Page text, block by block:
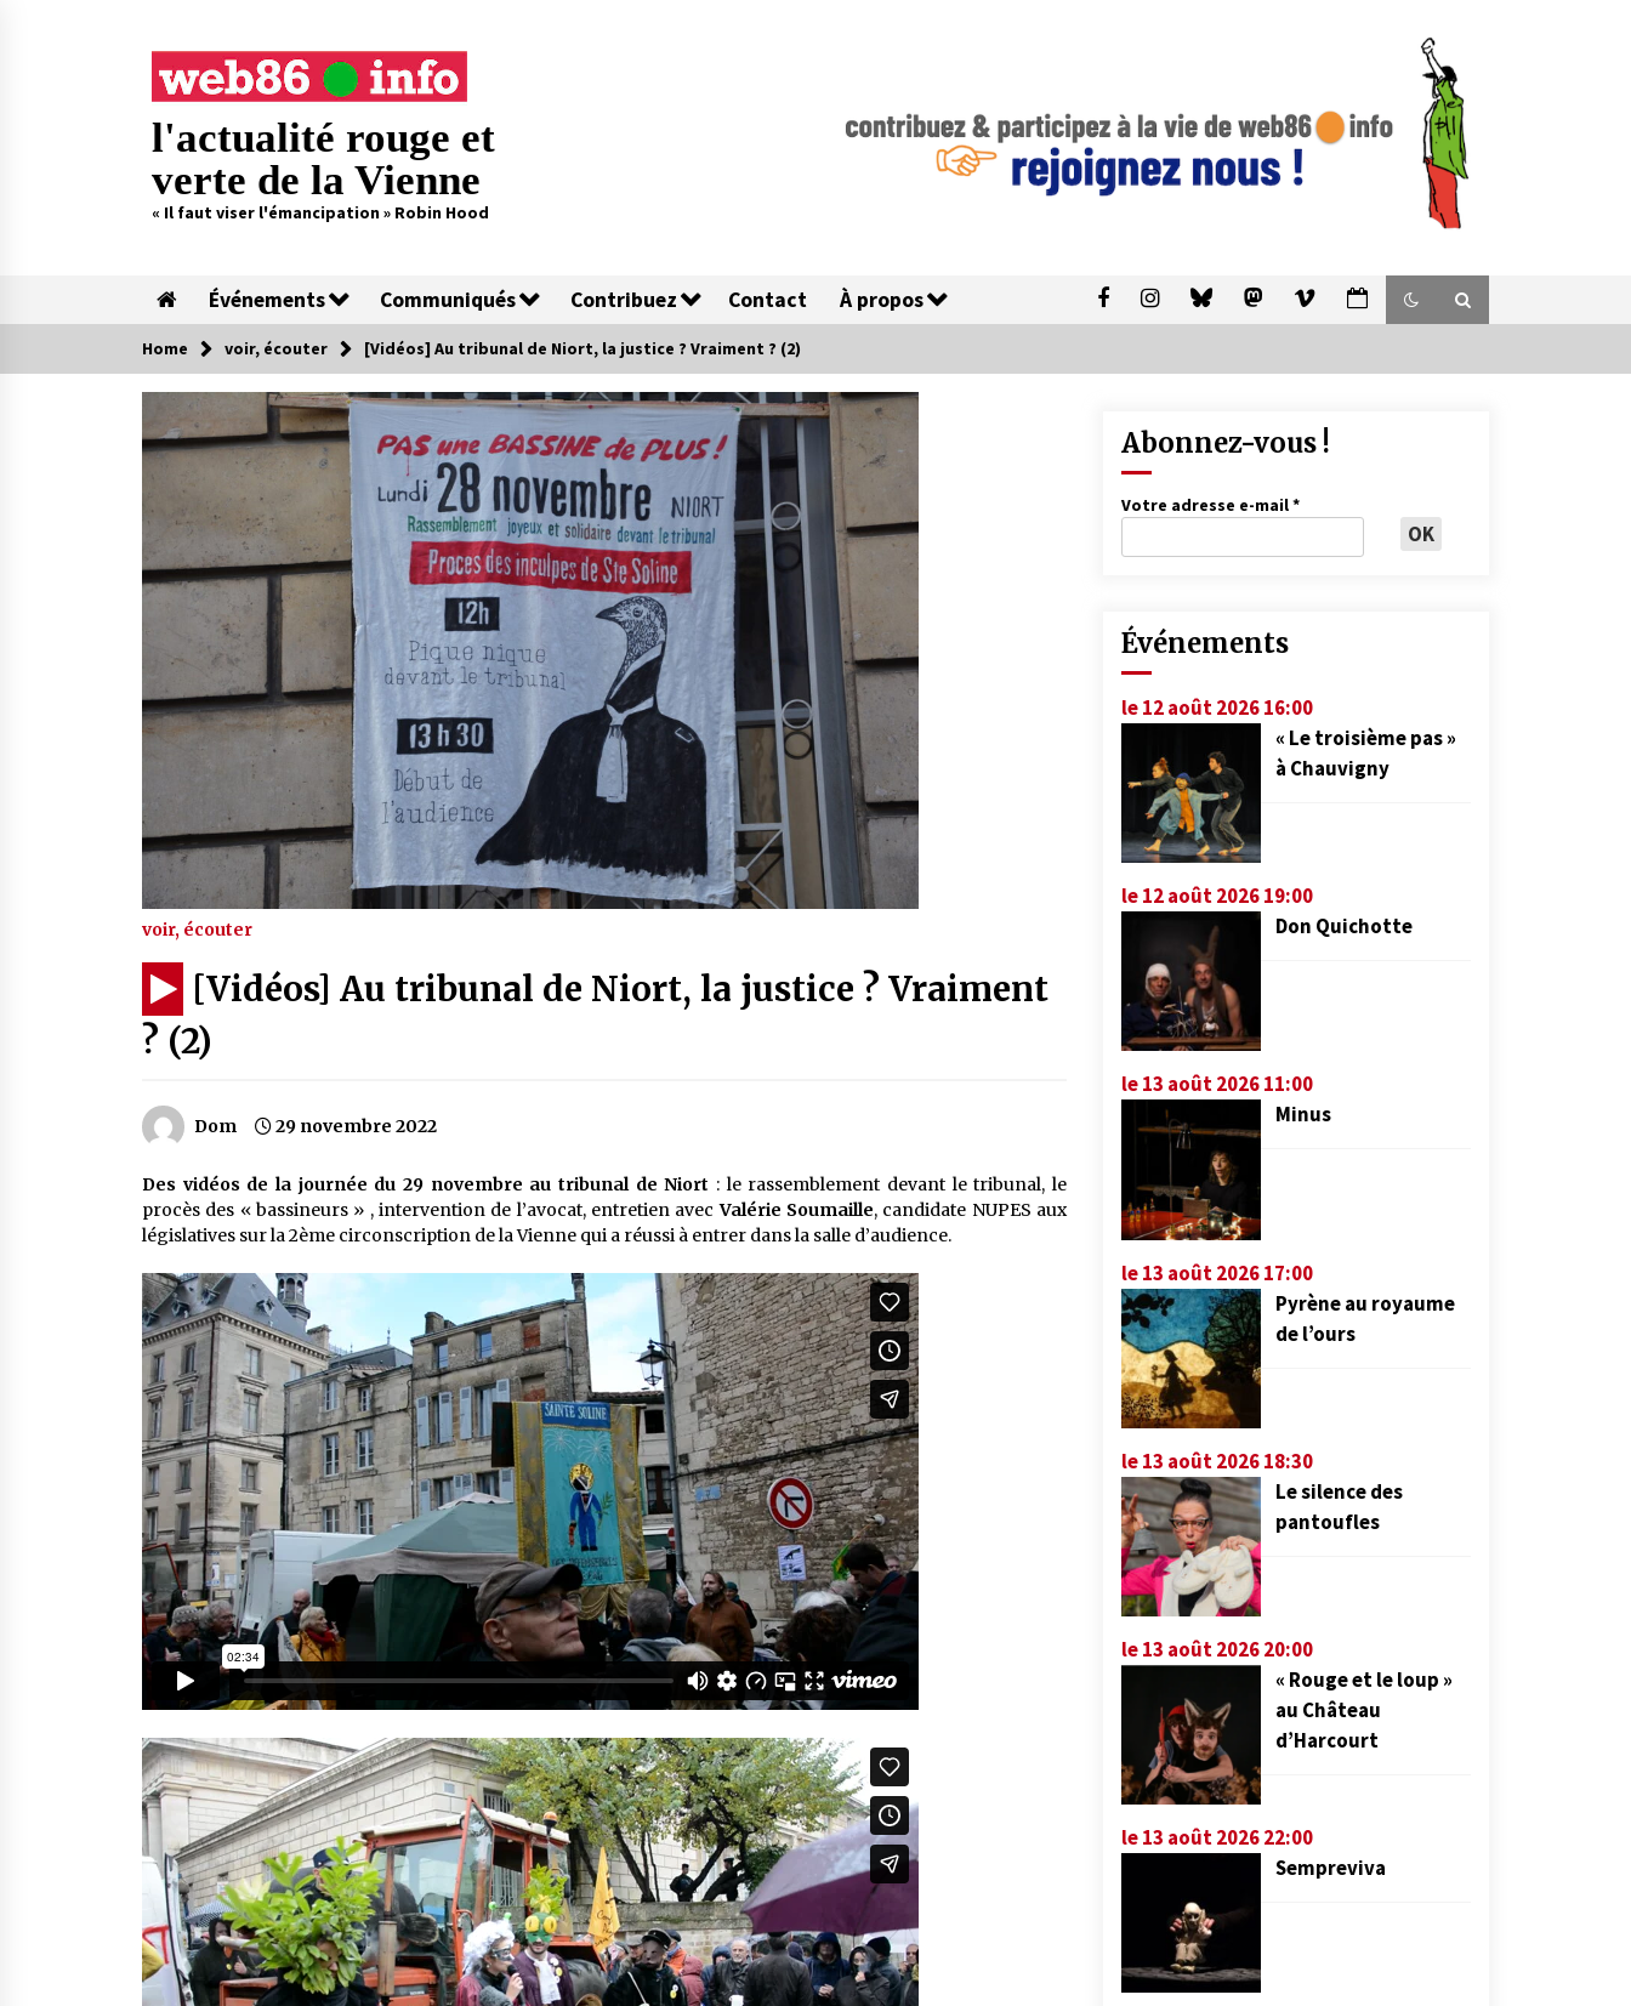
l'actualité rouge et
verte de la Vienne
« Il faut viser l'émancipation » Robin Hood
Événements Communiqués Contribuez Contact À propos
Home voir, écouter [Vidéos] Au tribunal de Niort, la justice ? Vraiment ? (2)
voir, écouter
[Vidéos] Au tribunal de Niort, la justice ? Vraiment
? (2)
Dom 29 novembre 2022
Des vidéos de la journée du 29 novembre au tribunal de Niort : le rassemblement devant le tribunal, le
procès des « bassineurs » , intervention de l’avocat, entretien avecValérie Soumaille, candidate NUPES aux
législatives sur la 2ème circonscription de la Vienne qui a réussi à entrer dans la salle d’audience.
Abonnez-vous !
Votre adresse e-mail*
Événements
le 12 août 2026 16:00
« Le troisième pas »
à Chauvigny
le 12 août 2026 19:00
Don Quichotte
le 13 août 2026 11:00
Minus
le 13 août 2026 17:00
Pyrène au royaume
de l’ours
le 13 août 2026 18:30
Le silence des
pantoufles
le 13 août 2026 20:00
« Rouge et le loup »
au Château
d’Harcourt
le 13 août 2026 22:00
Sempreviva